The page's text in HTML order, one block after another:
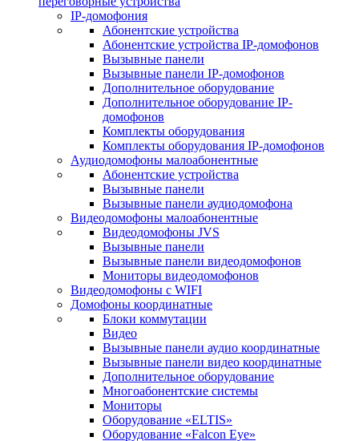
IP-домофония
Абонентские устройства
Абонентские устройства IP-домофонов
Вызывные панели
Вызывные панели IP-домофонов
Дополнительное оборудование
Дополнительное оборудование IP-
домофонов
Комплекты оборудования
Комплекты оборудования IP-домофонов
Аудиодомофоны малоабонентные
Абонентские устройства
Вызывные панели
Вызывные панели аудиодомофона
Видеодомофоны малоабонентные
Видеодомофоны JVS
Вызывные панели
Вызывные панели видеодомофонов
Мониторы видеодомофонов
Видеодомофоны с WIFI
Домофоны координатные
Блоки коммутации
Видео
Вызывные панели аудио координатные
Вызывные панели видео координатные
Дополнительное оборудование
Многоабонентские системы
Мониторы
Оборудование «ELTIS»
Оборудование «Falcon Eye»